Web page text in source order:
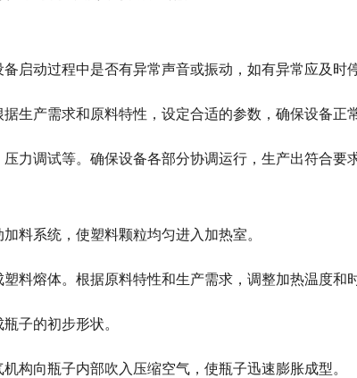
启动过程中是否有异常声音或振动，如有异常应及时
生产需求和原料特性，设定合适的参数，确保设备正
力调试等。确保设备各部分协调运行，生产出符合要
料系统，使塑料颗粒均匀进入加热室。
料熔体。根据原料特性和生产需求，调整加热温度和
子的初步形状。
构向瓶子内部吹入压缩空气，使瓶子迅速膨胀成型。